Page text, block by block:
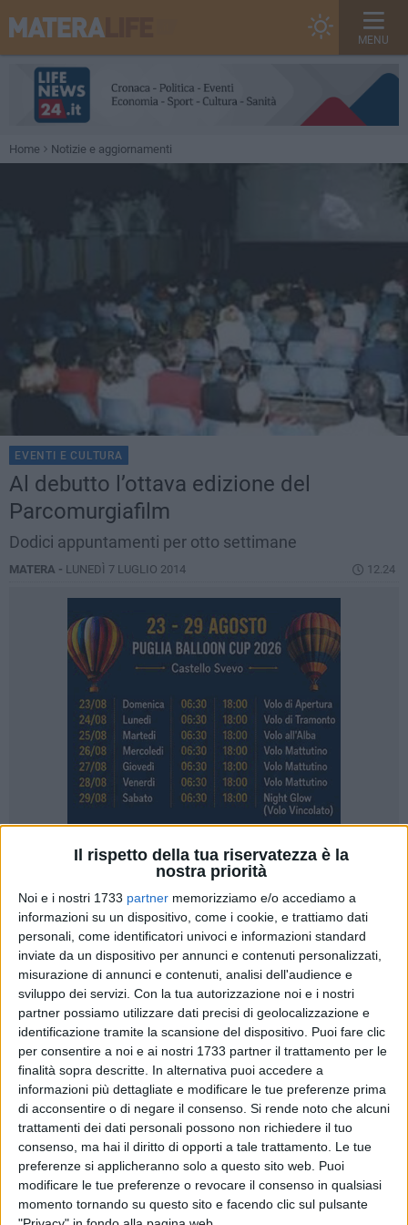
Il rispetto della tua riservatezza è la
nostra priorità
Noi e i nostri 1733 partner memorizziamo e/o accediamo a
informazioni su un dispositivo, come i cookie, e trattiamo dati
personali, come identificatori univoci e informazioni standard
inviate da un dispositivo per annunci e contenuti personalizzati,
misurazione di annunci e contenuti, analisi dell'audience e
sviluppo dei servizi. Con la tua autorizzazione noi e i nostri
partner possiamo utilizzare dati precisi di geolocalizzazione e
identificazione tramite la scansione del dispositivo. Puoi fare clic
per consentire a noi e ai nostri 1733 partner il trattamento per le
finalità sopra descritte. In alternativa puoi accedere a
informazioni più dettagliate e modificare le tue preferenze prima
di acconsentire o di negare il consenso. Si rende noto che alcuni
trattamenti dei dati personali possono non richiedere il tuo
consenso, ma hai il diritto di opporti a tale trattamento. Le tue
preferenze si applicheranno solo a questo sito web. Puoi
modificare le tue preferenze o revocare il consenso in qualsiasi
momento tornando su questo sito e facendo clic sul pulsante
MENU
Home Notizie e aggiornamenti
EVENTI E CULTURA
Al debutto l’ottava edizione del
Parcomurgiafilm
Dodici appuntamenti per otto settimane
MATERA - LUNEDÌ 7 LUGLIO 2014 12.24
Con l'arrivo dell'estate torna il consueto appuntamento
materano con il cinema. Da domani "ciack si gira" all'ottava
edizione del Parcomurgiafilm, una rassegna di dodici
appuntamenti con una durata complessiva di otto settimane
e che vedrà dunque i titoli di coda il prossimo 26 agosto.
Un evento, questo, organizzato dal Centro di Educazione
Ambientale di Matera, in collaborazione con l'Ente Parco e
l'associazione di cultura cinematografica Cinergia, che con
pochi soldi si pongono l'obbiettivo di emozionare, divertire e
stimolare in modo intelligente il pubblico amante di cinema.
Ogni appuntamento vedrà la seguente organizzazione: dalle
ore 21:00 prima della proiezione immancabili saranno le
degustazioni dei sapori autentici del territorio e subito dopo,
alle ore 22:00, ci sarà la visione del film. Primo